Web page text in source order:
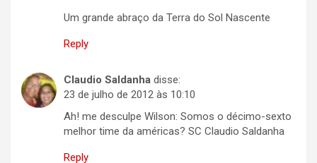
Um grande abraço da Terra do Sol Nascente
Reply
Claudio Saldanha disse:
23 de julho de 2012 às 10:10
Ah! me desculpe Wilson: Somos o décimo-sexto
melhor time da américas? SC Claudio Saldanha
Reply